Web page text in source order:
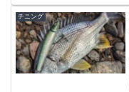
チニング